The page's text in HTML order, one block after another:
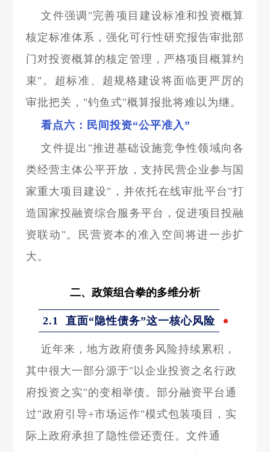
文件强调"完善项目建设标准和投资概算
核定标准体系，强化可行性研究报告审批部
门对投资概算的核定管理，严格项目概算约
束"。超标准、超规格建设将面临更严厉的
审批把关，"钓鱼式"概算报批将难以为继。
看点六：民间投资“公平准入”
文件提出"推进基础设施竞争性领域向各
类经营主体公平开放，支持民营企业参与国
家重大项目建设"，并依托在线审批平台"打
造国家投融资综合服务平台，促进项目投融
资联动"。民营资本的准入空间将进一步扩
大。
二、政策组合拳的多维分析
2.1 直面“隐性债务”这一核心风险
近年来，地方政府债务风险持续累积，
其中很大一部分源于"以企业投资之名行政
府投资之实"的变相举债。部分融资平台通
过"政府引导+市场运作"模式包装项目，实
际上政府承担了隐性偿还责任。文件通